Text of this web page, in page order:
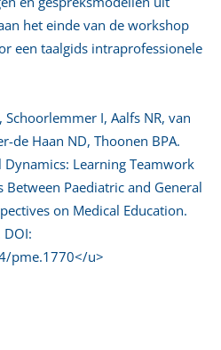
het einde van de workshop
een taalgids intraprofessionele
Schoorlemmer I, Aalfs NR, van
de Haan ND, Thoonen BPA.
Learning Teamwork
Between Paediatric and General
on Medical Education.
pme.1770</u>